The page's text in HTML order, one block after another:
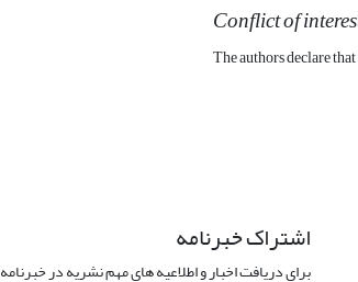
Conflict of
The authors declare
اشتراک خبرنامه
برای دریافت اخبار و اطلاعیه های مهم نشریه در خبرنامه